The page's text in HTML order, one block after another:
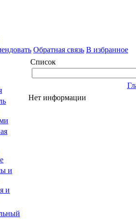
Обратная связь В избранное
и
и
Список
Нет информации